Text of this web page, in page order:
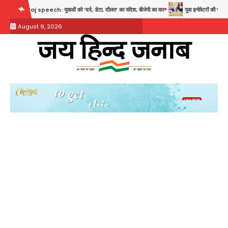
content
speech: युवाओं को ‘दर्द, डेटा, दौलत’ का संदेश, बीजेपी का वार युवा इनोवेटरों की सोच से हाईटेक
August 9, 2026